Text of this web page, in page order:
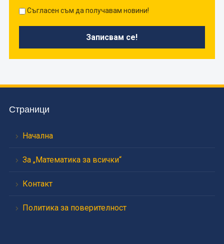
Съгласен съм да получавам новини!
Страници
Начална
За „Математика за всички“
Контакт
Политика за поверителност